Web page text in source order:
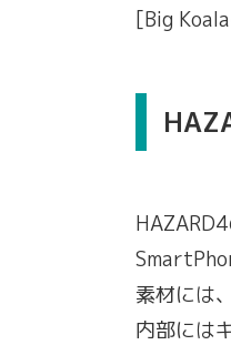
[Big
素材には
内部には